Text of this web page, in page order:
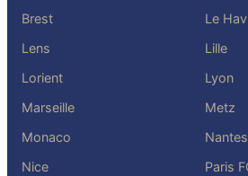
Brest
Le
Lens
Lille
Lorient
Lyon
Marseille
Metz
Monaco
Nantes
Nice
Paris